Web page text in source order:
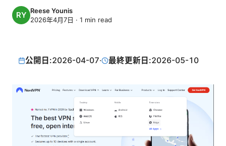
Reese Younis
2026年4月7日 · 1 min read
公開日:2026-04-07· 最終更新日:2026-05-10